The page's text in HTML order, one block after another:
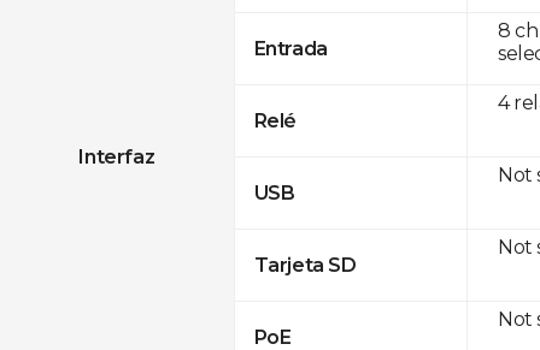
Interfaz
Entrada
Relé
USB
Tarjeta SD
PoE
8
4
Not
Not
Not